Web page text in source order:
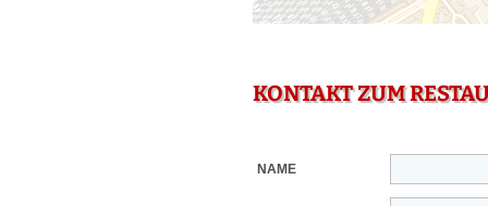
KONTAKT ZUM
NAME